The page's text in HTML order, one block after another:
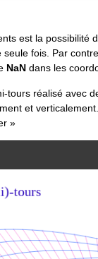
est la
fois. Par
NaN dans les
tours réalisé avec
et
»